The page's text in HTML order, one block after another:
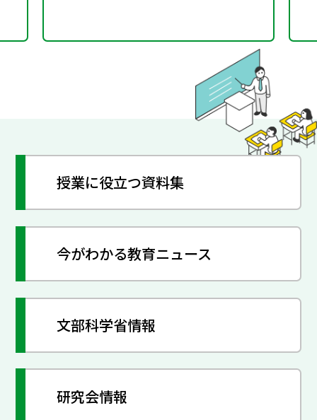
授業に役立つ資料集
今がわかる教育ニュース
文部科学省情報
研究会情報